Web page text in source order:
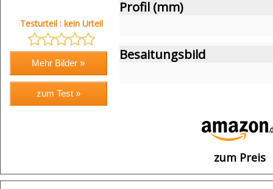
Testurteil : kein Urteil
Profil (mm)
Besaitungsbild
zum Preis